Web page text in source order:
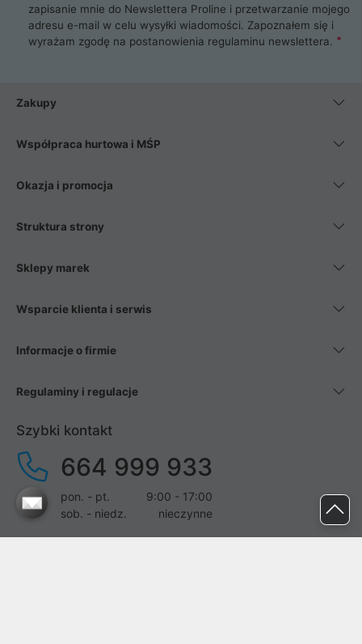
zapisanie mnie do Newslettera Proline i przetwarzanie mojego
adresu e-mail w celu wysyłki wiadomości. Zapoznałem się i
wyrażam zgodę na postanowienia regulaminu newslettera.
Zakupy
Współpraca hurtowa i MŚP
Okazja i promocja
Struktura strony
Sklepy marek
Wsparcie klienta i serwis
Informacje o firmie
Regulaminy i regulacje
Szybki kontakt
664 999 933
pon. - pt.
9:00 - 17:00
sob. - niedz.
nieczynne